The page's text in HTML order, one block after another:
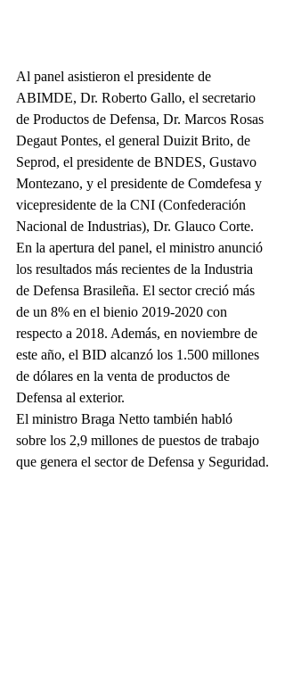
Al panel asistieron el presidente de
ABIMDE, Dr. Roberto Gallo, el secretario
de Productos de Defensa, Dr. Marcos Rosas
Degaut Pontes, el general Duizit Brito, de
Seprod, el presidente de BNDES, Gustavo
Montezano, y el presidente de Comdefesa y
vicepresidente de la CNI (Confederación
Nacional de Industrias), Dr. Glauco Corte.
En la apertura del panel, el ministro anunció
los resultados más recientes de la Industria
de Defensa Brasileña. El sector creció más
de un 8% en el bienio 2019-2020 con
respecto a 2018. Además, en noviembre de
este año, el BID alcanzó los 1.500 millones
de dólares en la venta de productos de
Defensa al exterior.
El ministro Braga Netto también habló
sobre los 2,9 millones de puestos de trabajo
que genera el sector de Defensa y Seguridad.